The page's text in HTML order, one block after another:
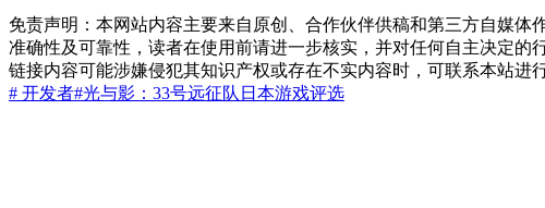
免责声明：本网站内容主要来自原创、合作伙伴供稿和第三方自媒
准确性及可靠性，读者在使用前请进一步核实，并对任何自主决定
链接内容可能涉嫌侵犯其知识产权或存在不实内容时，可联系本站进
# 开发者#光与影：33号远征队 日本游戏评选